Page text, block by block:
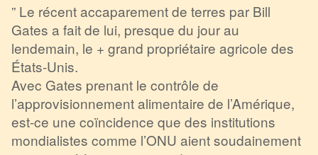
” Le récent accaparement de terres par Bill
Gates a fait de lui, presque du jour au
lendemain, le + grand propriétaire agricole des
États-Unis.
Avec Gates prenant le contrôle de
l’approvisionnement alimentaire de l’Amérique,
est-ce une coïncidence que des institutions
mondialistes comme l’ONU aient soudainement